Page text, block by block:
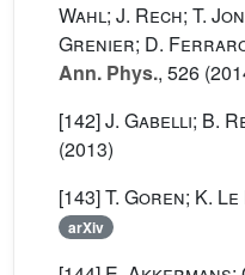
Wahl; J. Rech; T.
Grenier; D.
Ann. Phys., 526
[142]J. Gabelli; B.
(2013)
[143]T. Goren; K.
arXiv